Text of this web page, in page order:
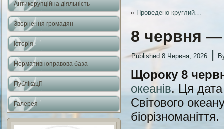
Антикорупційна діяльність
Звернення громадян
Історія
Нормативноправова база
Публікації
Галерея
« Проведено круглий…
8 червня —
Published 8 Червня, 2026 |
Щороку 8
океанів. Ця
Світового
біорізноманіття.